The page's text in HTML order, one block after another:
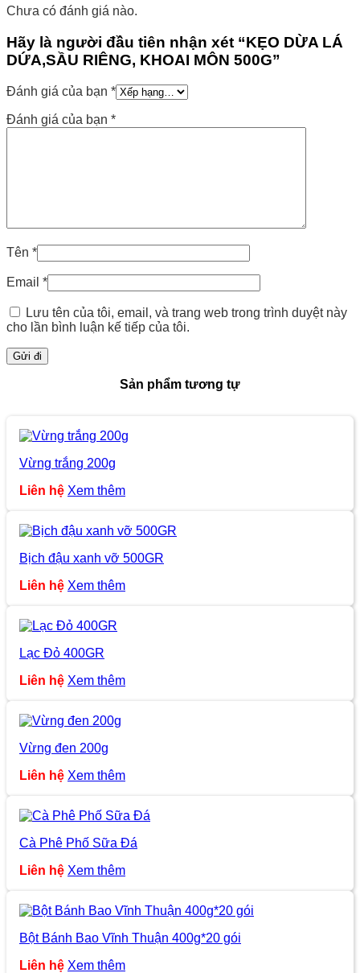
Chưa có đánh giá nào.
Hãy là người đầu tiên nhận xét “KẸO DỪA LÁ
DỨA,SẦU RIÊNG, KHOAI MÔN 500G”
Đánh giá của bạn *
Đánh giá của bạn *
Tên *
Email *
Lưu tên của tôi, email, và trang web trong trình duyệt này
cho lần bình luận kế tiếp của tôi.
Sản phẩm tương tự
Vừng trắng 200g
Liên hệ Xem thêm
Bịch đậu xanh vỡ 500GR
Liên hệ Xem thêm
Lạc Đỏ 400GR
Liên hệ Xem thêm
Vừng đen 200g
Liên hệ Xem thêm
Cà Phê Phố Sữa Đá
Liên hệ Xem thêm
Bột Bánh Bao Vĩnh Thuận 400g*20 gói
Liên hệ Xem thêm